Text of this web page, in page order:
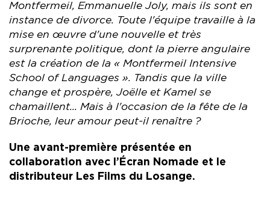
Montfermeil, Emmanuelle Joly, mais ils sont en
instance de divorce. Toute l'équipe travaille à la
mise en œuvre d'une nouvelle et très
surprenante politique, dont la pierre angulaire
est la création de la « Montfermeil Intensive
School of Languages ». Tandis que la ville
change et prospère, Joëlle et Kamel se
chamaillent... Mais à l'occasion de la fête de la
Brioche, leur amour peut-il renaître ?
Une avant-première présentée en
collaboration avec l’Écran Nomade et le
distributeur Les Films du Losange.